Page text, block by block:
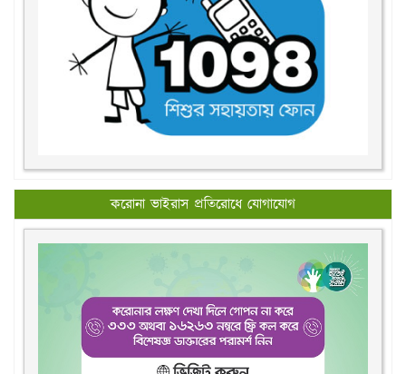
করোনা ভাইরাস প্রতিরোধে যোগাযোগ